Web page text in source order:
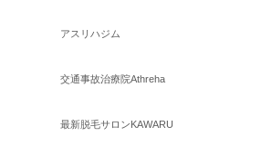
アスリハジム
交通事故治療院Athreha
最新脱毛サロンKAWARU